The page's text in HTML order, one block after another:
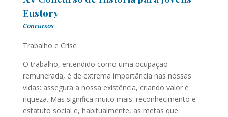
Eustory
Concursos
Trabalho e Crise
O trabalho, entendido como uma ocupação
remunerada, é de extrema importância nas nossas
vidas: assegura a nossa existência, criando valor e
riqueza. Mas significa muito mais: reconhecimento e
estatuto social e, habitualmente, as metas que